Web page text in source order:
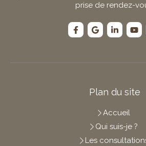
prise de rendez-
Plan du site
Accueil
Qui suis-je ?
Les